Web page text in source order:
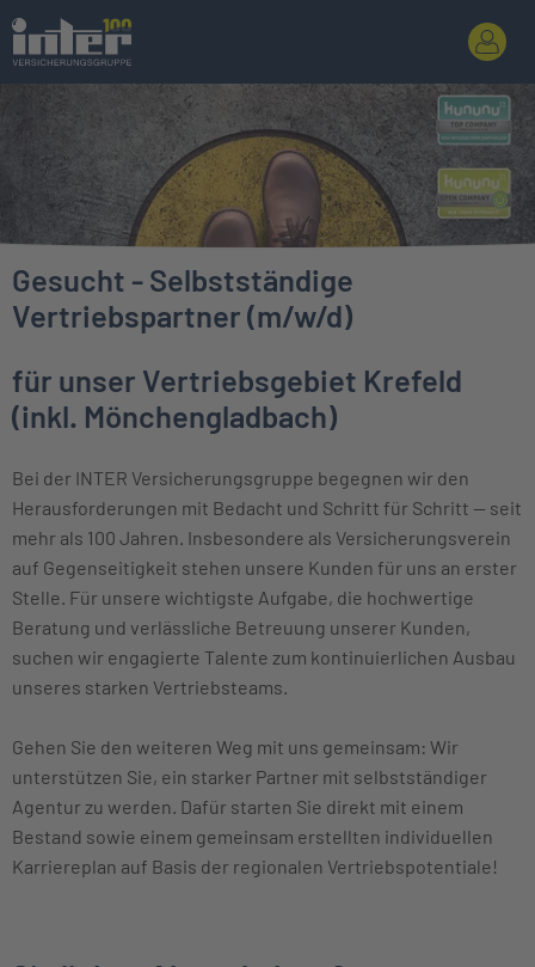
Gesucht - Selbstständige
Vertriebspartner (m/w/d)
für unser Vertriebsgebiet Krefeld
(inkl. Mönchengladbach)
Bei der INTER Versicherungsgruppe begegnen wir den
Herausforderungen mit Bedacht und Schritt für Schritt — seit
mehr als 100 Jahren. Insbesondere als Versicherungsverein
auf Gegenseitigkeit stehen unsere Kunden für uns an erster
Stelle. Für unsere wichtigste Aufgabe, die hochwertige
Beratung und verlässliche Betreuung unserer Kunden,
suchen wir engagierte Talente zum kontinuierlichen Ausbau
unseres starken Vertriebsteams.
Gehen Sie den weiteren Weg mit uns gemeinsam: Wir
unterstützen Sie, ein starker Partner mit selbstständiger
Agentur zu werden. Dafür starten Sie direkt mit einem
Bestand sowie einem gemeinsam erstellten individuellen
Karriereplan auf Basis der regionalen Vertriebspotentiale!